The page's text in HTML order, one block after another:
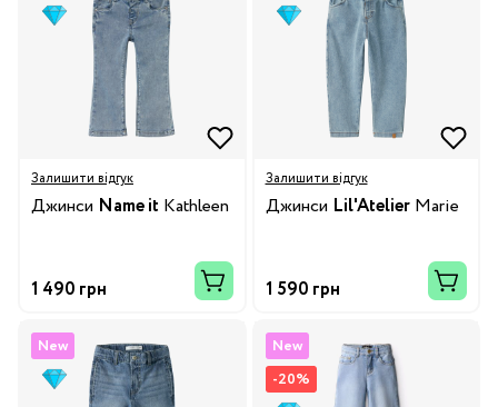
Залишити відгук
Джинси Name it Kathleen
1 490 грн
Залишити відгук
Джинси Lil'AtelierMarie
1 590 грн
New
New
-20%